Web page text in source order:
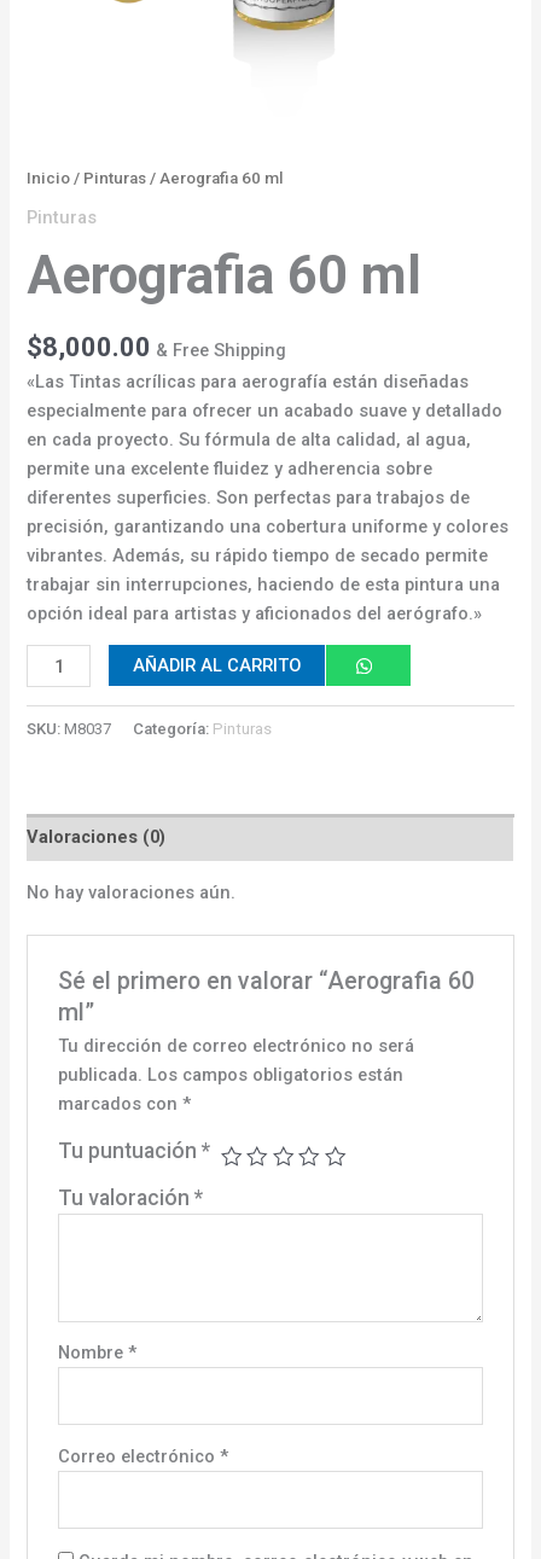
Inicio / Pinturas / Aerografia 60 ml
Pinturas
Aerografia 60 ml
$8,000.00 & Free Shipping
«Las Tintas acrílicas para aerografía están diseñadas
especialmente para ofrecer un acabado suave y detallado
en cada proyecto. Su fórmula de alta calidad, al agua,
permite una excelente fluidez y adherencia sobre
diferentes superficies. Son perfectas para trabajos de
precisión, garantizando una cobertura uniforme y colores
vibrantes. Además, su rápido tiempo de secado permite
trabajar sin interrupciones, haciendo de esta pintura una
opción ideal para artistas y aficionados del aerógrafo.»
AÑADIR AL CARRITO
SKU:M8037 Categoría: Pinturas
Valoraciones (0)
No hay valoraciones aún.
Sé el primero en valorar “Aerografia 60
ml”
Tu dirección de correo electrónico no será
publicada. Los campos obligatorios están
marcados con *
Tu puntuación *
Tu valoración *
Nombre *
Correo electrónico *